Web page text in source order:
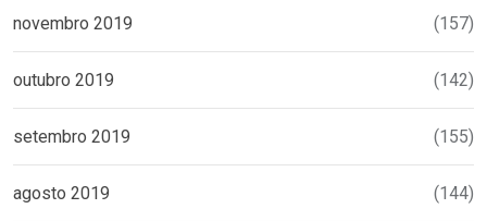
novembro 2019 (157)
outubro 2019 (142)
setembro 2019 (155)
agosto 2019 (144)